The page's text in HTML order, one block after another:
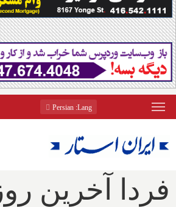
Lang
: Persian
فردا آخرین